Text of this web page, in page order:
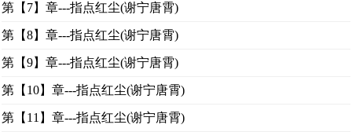
第【7】章---指点红尘(谢宁唐霄)
第【8】章---指点红尘(谢宁唐霄)
第【9】章---指点红尘(谢宁唐霄)
第【10】章---指点红尘(谢宁唐霄)
第【11】章---指点红尘(谢宁唐霄)